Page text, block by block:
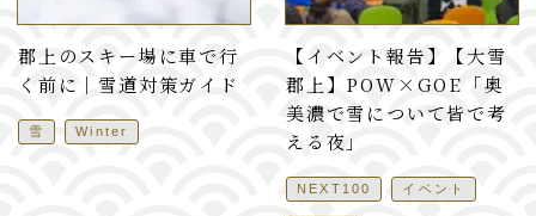
郡上のスキー場に車で行
く前に｜雪道対策ガイド
雪 Winter
【イベント報告】【大雪
郡上】POW×GOE「奥
美濃で雪について皆で考
える夜」
NEXT100 イベント